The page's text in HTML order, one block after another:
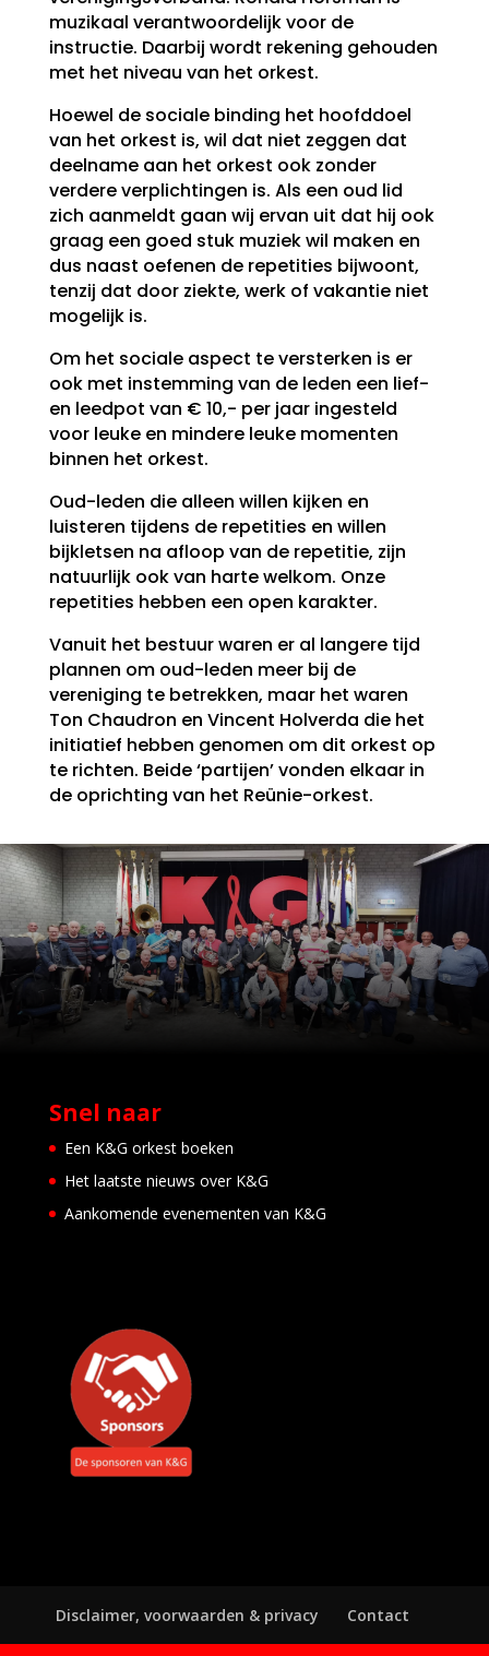
muzikaal verantwoordelijk voor de
instructie. Daarbij wordt rekening gehouden
met het niveau van het orkest.
Hoewel de sociale binding het hoofddoel
van het orkest is, wil dat niet zeggen dat
deelname aan het orkest ook zonder
verdere verplichtingen is. Als een oud lid
zich aanmeldt gaan wij ervan uit dat hij ook
graag een goed stuk muziek wil maken en
dus naast oefenen de repetities bijwoont,
tenzij dat door ziekte, werk of vakantie niet
mogelijk is.
Om het sociale aspect te versterken is er
ook met instemming van de leden een lief-
en leedpot van € 10,- per jaar ingesteld
voor leuke en mindere leuke momenten
binnen het orkest.
Oud-leden die alleen willen kijken en
luisteren tijdens de repetities en willen
bijkletsen na afloop van de repetitie, zijn
natuurlijk ook van harte welkom. Onze
repetities hebben een open karakter.
Vanuit het bestuur waren er al langere tijd
plannen om oud-leden meer bij de
vereniging te betrekken, maar het waren
Ton Chaudron en Vincent Holverda die het
initiatief hebben genomen om dit orkest op
te richten. Beide ‘partijen’ vonden elkaar in
de oprichting van het Reünie-orkest.
Snel naar
Een K&G orkest boeken
Het laatste nieuws over K&G
Aankomende evenementen van K&G
Disclaimer, voorwaarden & privacy Contact